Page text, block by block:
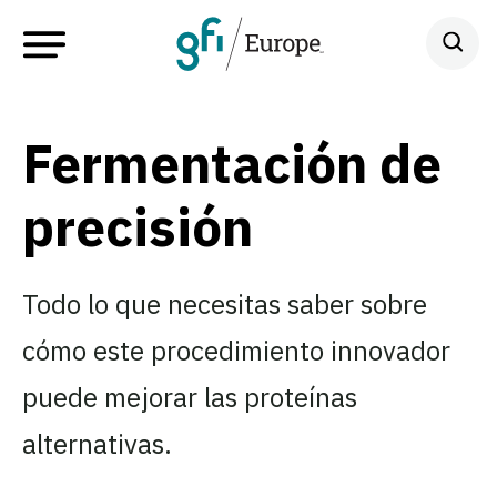
Fermentación de
precisión
Todo lo que necesitas saber sobre
cómo este procedimiento innovador
puede mejorar las proteínas
alternativas.